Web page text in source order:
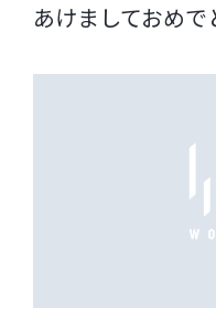
あけましておめで